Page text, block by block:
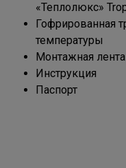
«Теплолюкс»
Гофрированная
температуры
Монтажная лента
Инструкция
Паспорт